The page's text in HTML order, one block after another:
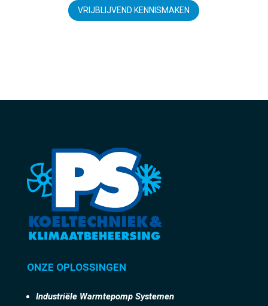
VRIJBLIJVEND KENNISMAKEN
ONZE OPLOSSINGEN
Industriële Warmtepomp Systemen